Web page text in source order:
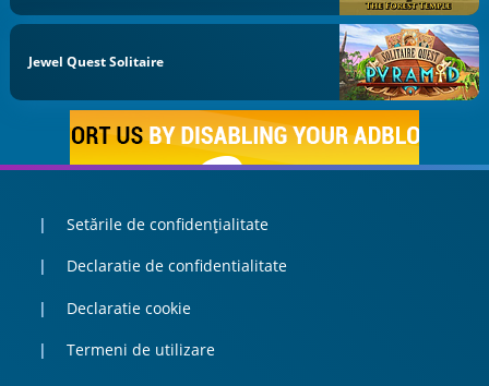
Jewel Quest Solitaire
Setările de confidențialitate
Declaratie de confidentialitate
Declaratie cookie
Termeni de utilizare